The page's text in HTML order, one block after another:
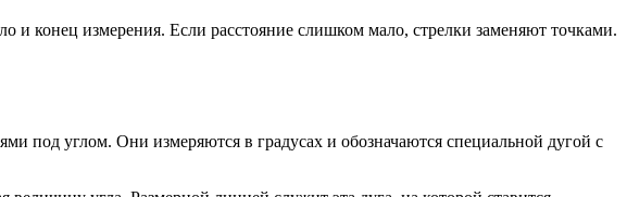
конец измерения. Если расстояние слишком мало, стрелки заменяют точками.
под углом. Они измеряются в градусах и обозначаются специальной дугой с